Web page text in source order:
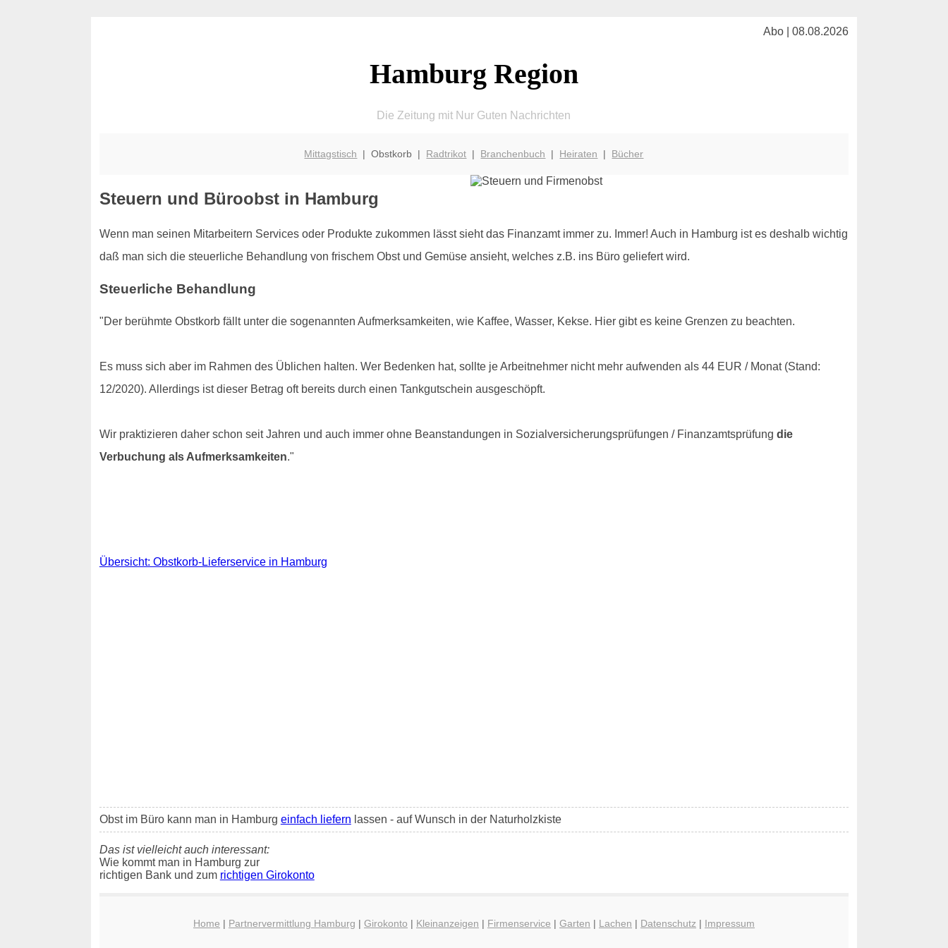
Abo | 08.08.2026
Hamburg Region
Die Zeitung mit Nur Guten Nachrichten
Mittagstisch | Obstkorb | Radtrikot | Branchenbuch | Heiraten | Bücher
Steuern und Büroobst in Hamburg
Wenn man seinen Mitarbeitern Services oder Produkte zukommen lässt sieht das Finanzamt immer zu. Immer! Auch in Hamburg ist es deshalb wichtig
daß man sich die steuerliche Behandlung von frischem Obst und Gemüse ansieht, welches z.B. ins Büro geliefert wird.
Steuerliche Behandlung
"Der berühmte Obstkorb fällt unter die sogenannten Aufmerksamkeiten, wie Kaffee, Wasser, Kekse. Hier gibt es keine Grenzen zu beachten.
Es muss sich aber im Rahmen des Üblichen halten. Wer Bedenken hat, sollte je Arbeitnehmer nicht mehr aufwenden als 44 EUR / Monat (Stand:
12/2020). Allerdings ist dieser Betrag oft bereits durch einen Tankgutschein ausgeschöpft.
Wir praktizieren daher schon seit Jahren und auch immer ohne Beanstandungen in Sozialversicherungsprüfungen / Finanzamtsprüfung die
Verbuchung als Aufmerksamkeiten."
Übersicht: Obstkorb-Lieferservice in Hamburg
Obst im Büro kann man in Hamburg einfach liefern lassen - auf Wunsch in der Naturholzkiste
Das ist vielleicht auch interessant:
Wie kommt man in Hamburg zur
richtigen Bank und zum richtigen Girokonto
Home | Partnervermittlung Hamburg | Girokonto | Kleinanzeigen | Firmenservice | Garten | Lachen | Datenschutz | Impressum